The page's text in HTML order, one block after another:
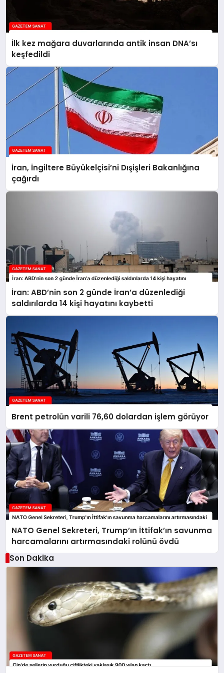
İlk kez mağara duvarlarında antik insan DNA’sı
keşfedildi
İran, İngiltere Büyükelçisi’ni Dışişleri Bakanlığına
çağırdı
İran: ABD’nin son 2 günde İran’a düzenlediği
saldırılarda 14 kişi hayatını kaybetti
Brent petrolün varili 76,60 dolardan işlem görüyor
NATO Genel Sekreteri, Trump’ın İttifak’ın savunma
harcamalarını artırmasındaki rolünü övdü
Son Dakika